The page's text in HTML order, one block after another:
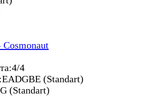
4/4
EADGBE (Standart)
(Standart)